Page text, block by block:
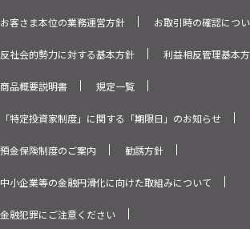
お客さま本位の業務運営方針 お取引時の確認につ
反社会的勢力に対する基本方針 利益相反管理基本
商品概要説明書 規定一覧
「特定投資家制度」に関する「期限日」のお知らせ
預金保険制度のご案内 勧誘方針
中小企業等の金融円滑化に向けた取組みについて
金融犯罪にご注意ください